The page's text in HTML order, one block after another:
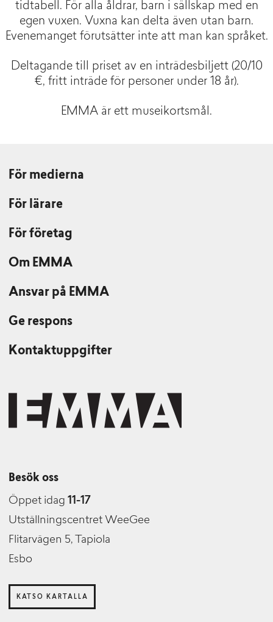
tidtabell. För alla åldrar, barn i sällskap med en
egen vuxen. Vuxna kan delta även utan barn.
Evenemanget förutsätter inte att man kan språket.
Deltagande till priset av en inträdesbiljett (20/10
€, fritt inträde för personer under 18 år).
EMMA är ett museikortsmål.
För medierna
För lärare
För företag
Om EMMA
Ansvar på EMMA
Ge respons
Kontaktuppgifter
Besök oss
Öppet idag 11-17
Utställningscentret WeeGee
Flitarvägen 5, Tapiola
Esbo
KATSO KARTALLA